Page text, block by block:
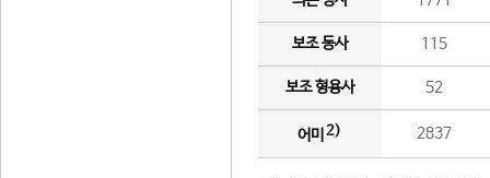
보조 동사 115
보조 형용사 52
어미 2) 2837